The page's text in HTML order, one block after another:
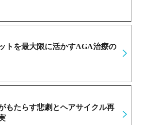
トを最大限に活かすAGA治療の
もたらす悲劇とヘアサイクル再